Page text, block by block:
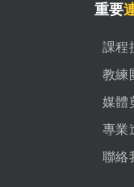
重要
課程
教練
媒體
專業
聯絡